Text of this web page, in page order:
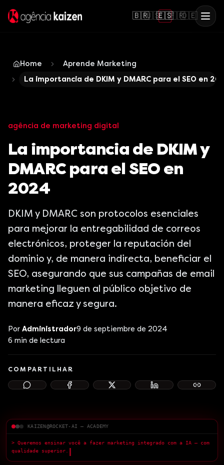
🇧🇷🇺🇸🇪🇸🇫🇷🇩🇪
Home
Aprende Marketing
La importancia de DKIM y DMARC para el SEO en
agência de marketing digital
La importancia de DKIM y
DMARC para el SEO en
2024
DKIM y DMARC son protocolos esenciales
para mejorar la entregabilidad de correos
electrónicos, proteger la reputación del
dominio y, de manera indirecta, beneficiar el
SEO, asegurando que sus campañas de email
marketing lleguen al público objetivo de
manera eficaz y segura.
Por Administrador9 de septiembre de 2024
6 min de lectura
COMPARTILHAR
KAIZEN@ROCKET-AI — ACADEMY
> Queremos ensinar você a fazer marketing integrado com a IA — com
qualidade superior.